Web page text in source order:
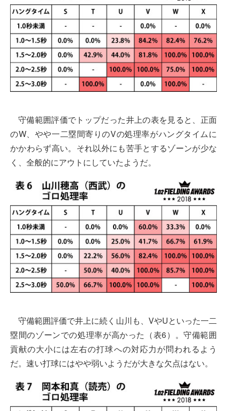
守備範囲評価でトップだった井上の表を見ると、正面
のW、やや一二塁間寄りのVの処理率がハングタイムに
かかわらず高い。それ以外にも苦手とするゾーンが少な
く、全般的にアウトにしていたようだ。
守備範囲評価で井上に続く山川も、VやUといった一二
塁間のゾーンでの処理率が高かった（表6）。守備範囲
貢献の大小には左右の打球への対応力が問われるよう
だ。速い打球にはやや弱いようだが大きな欠点はない。